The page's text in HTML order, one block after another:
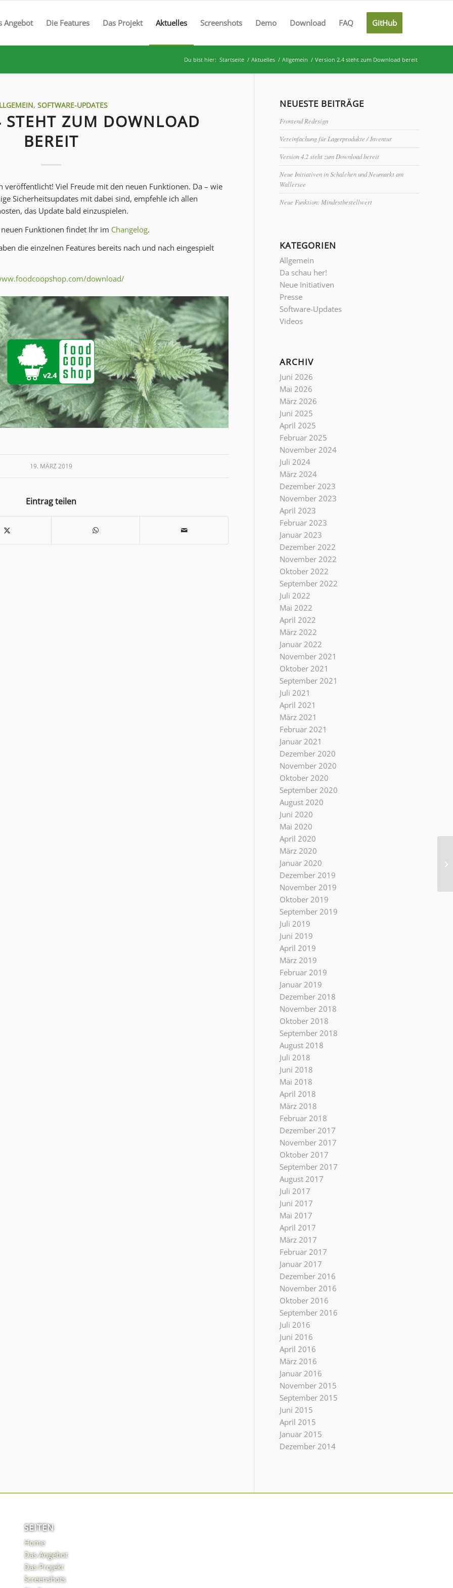
Angebot Die Features Das Projekt Aktuelles Screenshots Demo Download FAQ GitHub
Du bist hier: Startseite / Aktuelles / Allgemein / Version 2.4 steht zum Download bereit
,SOFTWARE-UPDATES
STEHT ZUM DOWNLOAD
BEREIT
veröffentlicht! Viel Freude mit den neuen Funktionen. Da – wie
Sicherheitsupdates mit dabei sind, empfehle ich allen
das Update bald einzuspielen.
Funktionen findet Ihr im Changelog.
die einzelnen Features bereits nach und nach eingespielt
download/
19. MÄRZ 2019
Eintrag teilen
NEUESTE BEITRÄGE
Frontend Redesign
Vereinfachung für Lagerprodukte / Inventur
Version 4.2 steht zum Download bereit
Neue Initiativen in Schalchen und Neumarkt am
Wallersee
Neue Funktion: Mindestbestellwert
KATEGORIEN
Allgemein
Da schau her!
Neue Initiativen
Presse
Software-Updates
Videos
ARCHIV
Juni 2026
Mai 2026
März 2026
Juni 2025
April 2025
Februar 2025
November 2024
Juli 2024
März 2024
Dezember 2023
November 2023
April 2023
Februar 2023
Januar 2023
Dezember 2022
November 2022
Oktober 2022
September 2022
Juli 2022
Mai 2022
April 2022
März 2022
Januar 2022
November 2021
Oktober 2021
September 2021
Juli 2021
April 2021
März 2021
Februar 2021
Januar 2021
Dezember 2020
November 2020
Oktober 2020
September 2020
August 2020
Juni 2020
Mai 2020
April 2020
März 2020
Januar 2020
Dezember 2019
November 2019
Oktober 2019
September 2019
Juli 2019
Juni 2019
April 2019
März 2019
Februar 2019
Januar 2019
Dezember 2018
November 2018
Oktober 2018
September 2018
August 2018
Juli 2018
Juni 2018
Mai 2018
April 2018
März 2018
Februar 2018
Dezember 2017
November 2017
Oktober 2017
September 2017
August 2017
Juli 2017
Juni 2017
Mai 2017
April 2017
März 2017
Februar 2017
Januar 2017
Dezember 2016
November 2016
Oktober 2016
September 2016
Juli 2016
Juni 2016
April 2016
März 2016
Januar 2016
November 2015
September 2015
Juni 2015
April 2015
Januar 2015
Dezember 2014
SEITEN
Home
Das Angebot
Das Projekt
Screenshots